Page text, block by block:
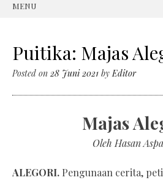
MENU
Puitika: Majas
Posted on 28 Juni 2021 byEditor
Majas
Oleh Hasan
ALEGORI. Pengunaan cerita,